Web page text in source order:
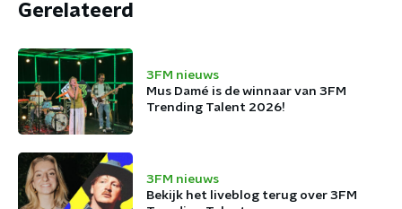
Gerelateerd
3FM nieuws
Mus Damé is de winnaar van 3FM
Trending Talent 2026!
3FM nieuws
Bekijk het liveblog terug over 3FM